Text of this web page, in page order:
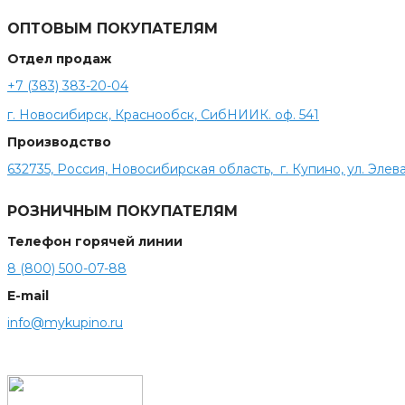
ОПТОВЫМ ПОКУПАТЕЛЯМ
Отдел продаж
+7 (383) 383-20-04
г. Новосибирск, Краснообск, СибНИИК. оф. 541
Производство
632735, Россия, Новосибирская область, г. Купино, ул.
РОЗНИЧНЫМ ПОКУПАТЕЛЯМ
Телефон горячей линии
8 (800) 500-07-88
E-mail
info@mykupino.ru